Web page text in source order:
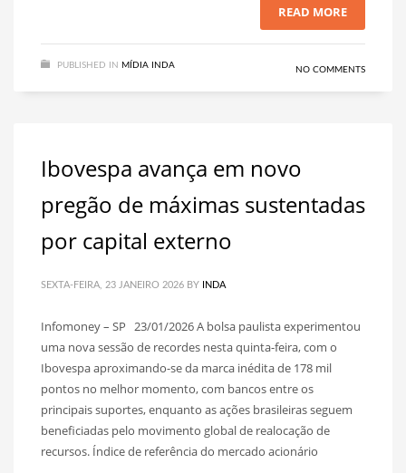
READ MORE
PUBLISHED IN MÍDIA INDA NO COMMENTS
Ibovespa avança em novo
pregão de máximas sustentadas
por capital externo
SEXTA-FEIRA, 23 JANEIRO 2026 BY INDA
Infomoney – SP 23/01/2026 A bolsa paulista experimentou
uma nova sessão de recordes nesta quinta-feira, com o
Ibovespa aproximando-se da marca inédita de 178 mil
pontos no melhor momento, com bancos entre os
principais suportes, enquanto as ações brasileiras seguem
beneficiadas pelo movimento global de realocação de
recursos. Índice de referência do mercado acionário